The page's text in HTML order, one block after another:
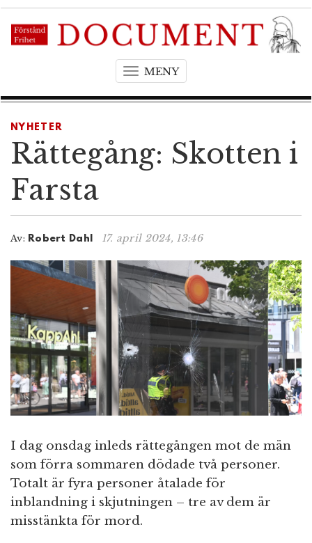
MENYT
g
l
e
g
t
i
o
NYHETER
Rättegång: Skotten i
Farsta
Av: Robert Dahl 17. april 2024, 13:46
I dag onsdag inleds rättegången mot de män
som förra sommaren dödade två personer.
Totalt är fyra personer åtalade för
inblandning i skjutningen – tre av dem är
misstänkta för mord.